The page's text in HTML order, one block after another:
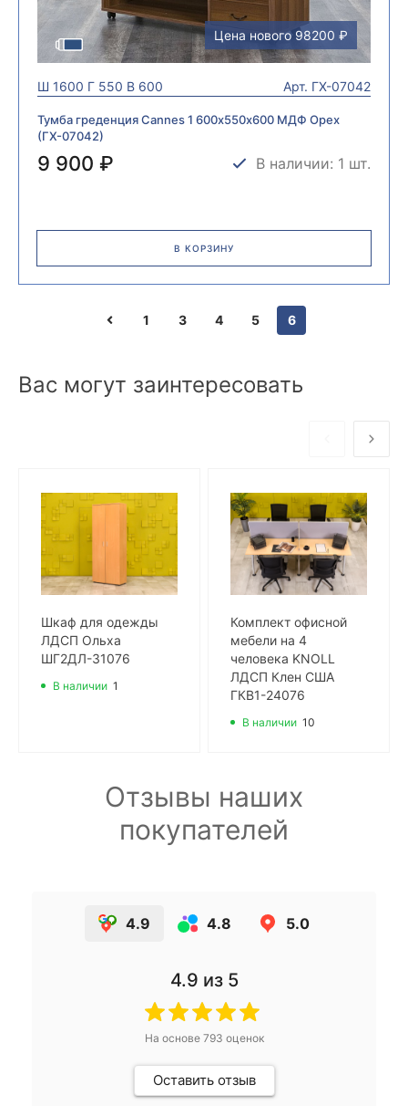
Цена нового 98200 ₽
Ш 1600 Г 550 В 600 Арт. ГХ-07042
Тумба греденция Cannes 1 600х550х600 МДФ Орех
(ГХ-07042)
9 900 ₽ В наличии: 1 шт.
В КОРЗИНУ
1 3 4 5 6
Вас могут заинтересовать
Шкаф для одежды
ЛДСП Ольха
ШГ2ДЛ-31076
В наличии 1
Комплект офисной
мебели на 4
человека KNOLL
ЛДСП Клен США
ГКВ1-24076
В наличии 10
Отзывы наших
покупателей
4.9 4.8 5.0
4.9 из 5
На основе 793 оценок
Оставить отзыв